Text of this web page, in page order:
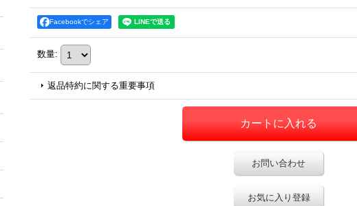
Facebookでシェア
数量:
返品特約に関する重要事項
お問い合わせ
お気に入り登録